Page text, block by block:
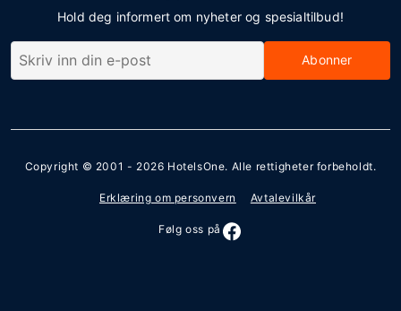
Hold deg informert om nyheter og spesialtilbud!
Abonner
Copyright © 2001 - 2026 HotelsOne. Alle rettigheter forbeholdt.
Erklæring om personvern Avtalevilkår
Følg oss på